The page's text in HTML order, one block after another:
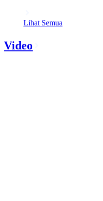
Lihat Semua
Video